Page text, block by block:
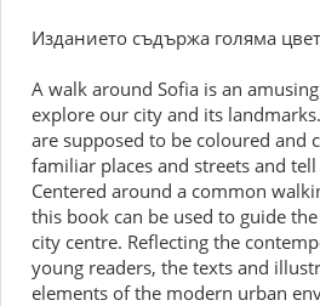
Изданието съдържа голяма
A walk around Sofia is an
explore our city and its
are supposed to be coloured and
familiar places and streets and
Centered around a common
this book can be used to guide
city centre. Reflecting the
young readers, the texts and
elements of the modern urban